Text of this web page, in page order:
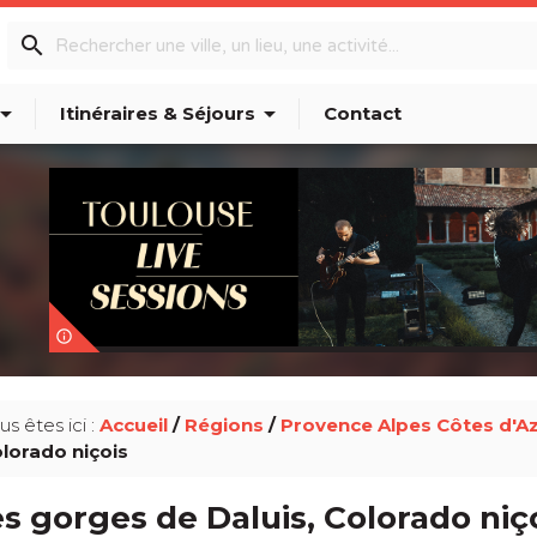
search
arrow_drop_down Itinéraires & Séjours arrow_drop_down Contact
info_outline
êtes ici : Accueil/ Régions / Provence Alpes Côtes
niçois
gorges de Daluis, Colorado